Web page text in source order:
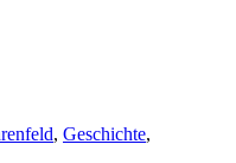
, Geschichte,